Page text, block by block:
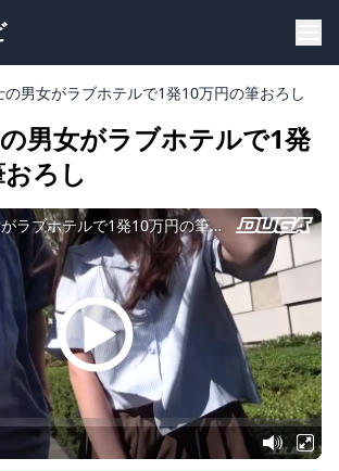
の男女がラブホテルで1発10万円の筆おろし
男女がラブホテルで1発
ろし